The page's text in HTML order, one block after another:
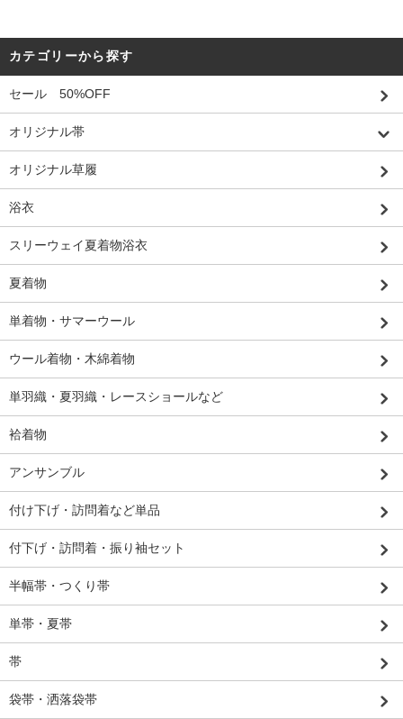
カテゴリーから探す
セール 50%OFF
オリジナル帯
オリジナル草履
浴衣
スリーウェイ夏着物浴衣
夏着物
単着物・サマーウール
ウール着物・木綿着物
単羽織・夏羽織・レースショールなど
袷着物
アンサンブル
付け下げ・訪問着など単品
付下げ・訪問着・振り袖セット
半幅帯・つくり帯
単帯・夏帯
帯
袋帯・洒落袋帯